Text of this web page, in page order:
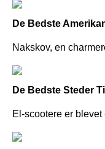
De Bedste
Nakskov, en
De Bedste Steder
El-scootere er